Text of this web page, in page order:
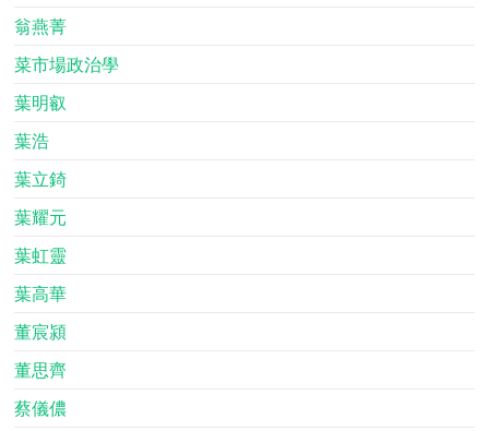
翁燕菁
菜市場政治學
葉明叡
葉浩
葉立錡
葉耀元
葉虹靈
葉高華
董宸潁
董思齊
蔡儀儂